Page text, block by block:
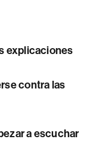
explicaciones
contra las
a escuchar